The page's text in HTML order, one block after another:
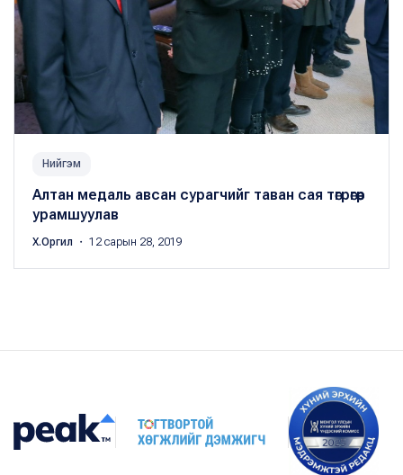
Нийгэм
Алтан медаль авсан сурагчийг таван сая төгрөгөөр
урамшуулав
Х.Оргил ・ 12 сарын 28, 2019